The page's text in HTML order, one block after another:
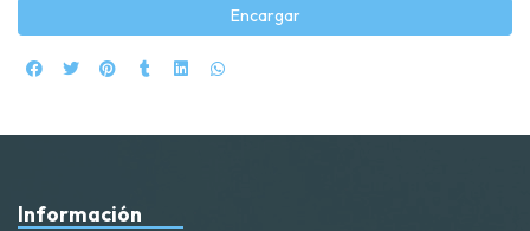
Encargar
Información